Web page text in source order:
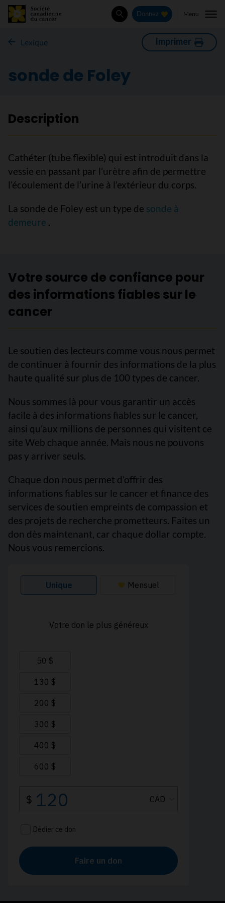
Rechercher
Donnez Menu
Lexique Imprimer
sonde de Foley
Description
Cathéter (tube flexible) qui est introduit dans la
vessie en passant par l’urètre afin de permettre
l’écoulement de l’urine à l’extérieur du corps.
La sonde de Foley est un type de sonde à
demeure .
Votre source de confiance pour
des informations fiables sur le
cancer
Le soutien des lecteurs comme vous nous permet
de continuer à fournir des informations de la plus
haute qualité sur plus de 100 types de cancer.
Nous sommes là pour vous garantir un accès
facile à des informations fiables sur le cancer,
ainsi qu’aux millions de personnes qui visitent ce
site Web chaque année. Mais nous ne pouvons
pas y arriver seuls.
Chaque don nous permet d’offrir des
informations fiables sur le cancer et finance des
services de soutien empreints de compassion et
des projets de recherche prometteurs. Faites un
don dès maintenant, car chaque dollar compte.
Nous vous remercions.